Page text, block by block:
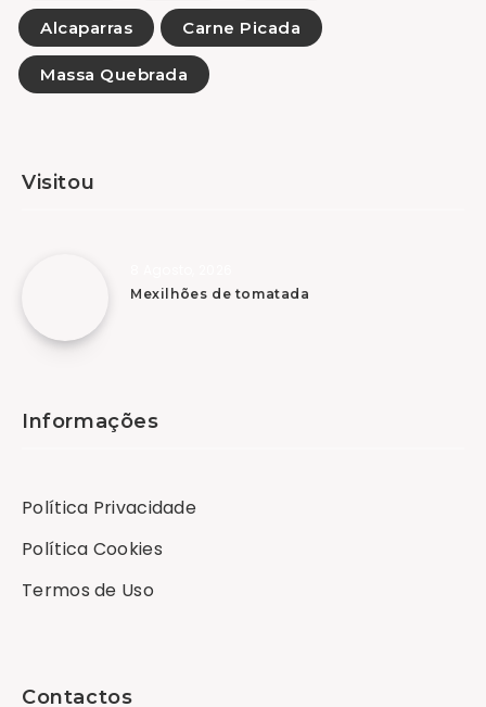
Alcaparras Carne Picada
Massa Quebrada
Visitou
Mexilhões de tomatada
Informações
Política Privacidade
Política Cookies
Termos de Uso
Contactos